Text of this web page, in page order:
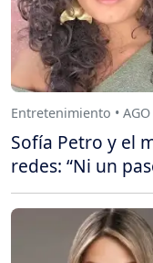
Entretenimiento •
Sofía Petro y el
redes: “Ni un